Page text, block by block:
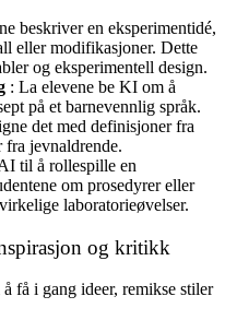
beskriver en eksperimentidé,
eller modifikasjoner. Dette
og eksperimentell design.
: La elevene be KI om å
på et barnevennlig språk.
det med definisjoner fra
jevnaldrende.
til å rollespille en
om prosedyrer eller
laboratorieøvelser.
og kritikk
få i gang ideer, remikse stiler